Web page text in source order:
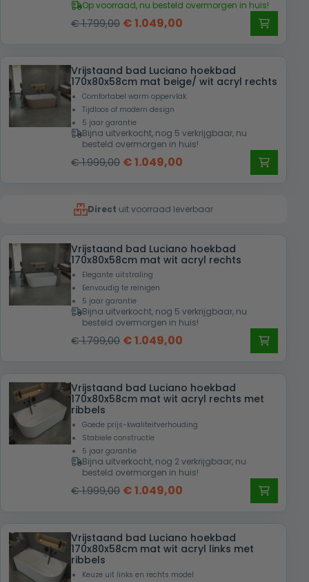
Op voorraad, nu besteld overmorgen in huis!
€1.799,00 Oorspronkelijke
was:
€ 1.799,00.
€1.049,00
is:
€ 1.049,00.
Vrijstaand bad Luciano hoekbad
170x80x58cm mat beige/ wit acryl rechts
Comfortabel warm oppervlak
Tijdloos of modern design
5 jaar garantie
Bijna uitverkocht, nog 5 verkrijgbaar, nu
besteld overmorgen in huis!
€1.999,00 Oorspronkelijke
€ 1.999,00.
€1.049,00
€ 1.049,00.
Direct uit voorraad leverbaar
Vrijstaand bad Luciano hoekbad
170x80x58cm mat wit acryl rechts
Elegante uitstraling
Eenvoudig te reinigen
5 jaar garantie
Bijna uitverkocht, nog 5 verkrijgbaar, nu
besteld overmorgen in huis!
€1.799,00 Oorspronkelijke
was:
€ 1.799,00.
€1.049,00
is:
€ 1.049,00.
Vrijstaand bad Luciano hoekbad
170x80x58cm mat wit acryl rechts met
ribbels
Goede prijs-kwaliteitverhouding
Stabiele constructie
5 jaar garantie
Bijna uitverkocht, nog 2 verkrijgbaar, nu
besteld overmorgen in huis!
€1.999,00 Oorspronkelijke
was:
€ 1.999,00.
€1.049,00
is:
€ 1.049,00.
Vrijstaand bad Luciano hoekbad
170x80x58cm mat wit acryl links met
ribbels
Keuze uit links en rechts model